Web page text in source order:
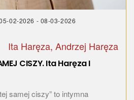
02-2026 - 08-03-2026
Ita Haręza, Andrzej Haręza
CISZY. Ita Haręza I
samej ciszy” to intymna